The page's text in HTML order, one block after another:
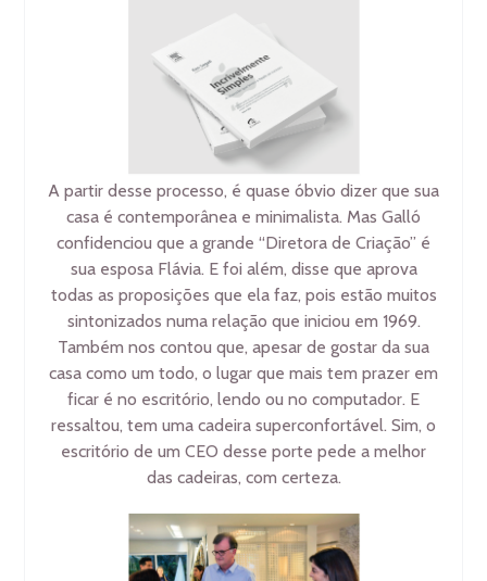
A partir desse processo, é quase óbvio dizer que sua
casa é contemporânea e minimalista. Mas Galló
confidenciou que a grande “Diretora de Criação” é
sua esposa Flávia. E foi além, disse que aprova
todas as proposições que ela faz, pois estão muitos
sintonizados numa relação que iniciou em 1969.
Também nos contou que, apesar de gostar da sua
casa como um todo, o lugar que mais tem prazer em
ficar é no escritório, lendo ou no computador. E
ressaltou, tem uma cadeira superconfortável. Sim, o
escritório de um CEO desse porte pede a melhor
das cadeiras, com certeza.